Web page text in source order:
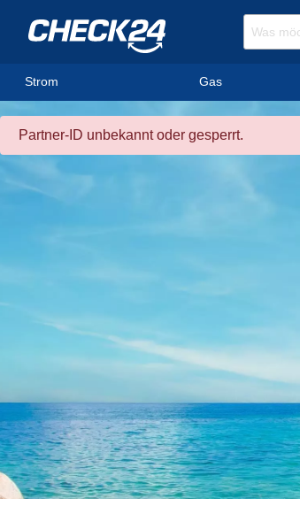
Strom Gas
Partner-ID unbekannt oder gesperrt.